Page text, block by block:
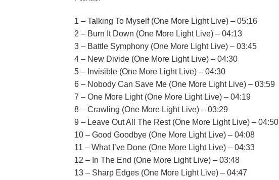
1 – Talking To Myself (One More Light Live) – 05:16
2 – Burn It Down (One More Light Live) – 04:13
3 – Battle Symphony (One More Light Live) – 03:45
4 – New Divide (One More Light Live) – 04:30
5 – Invisible (One More Light Live) – 04:30
6 – Nobody Can Save Me (One More Light Live) – 03:59
7 – One More Light (One More Light Live) – 04:19
8 – Crawling (One More Light Live) – 03:29
9 – Leave Out All The Rest (One More Light Live) – 04:50
10 – Good Goodbye (One More Light Live) – 04:08
11 – What I’ve Done (One More Light Live) – 04:33
12 – In The End (One More Light Live) – 03:48
13 – Sharp Edges (One More Light Live) – 04:47